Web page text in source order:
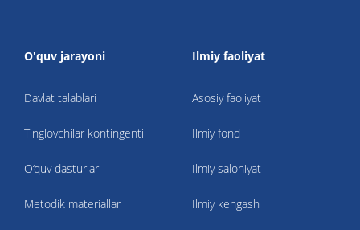
O'quv jarayoni
Davlat talablari
Tinglovchilar kontingenti
O‘quv dasturlari
Metodik materiallar
Ilmiy faoliyat
Asosiy faoliyat
Ilmiy fond
Ilmiy salohiyat
Ilmiy kengash